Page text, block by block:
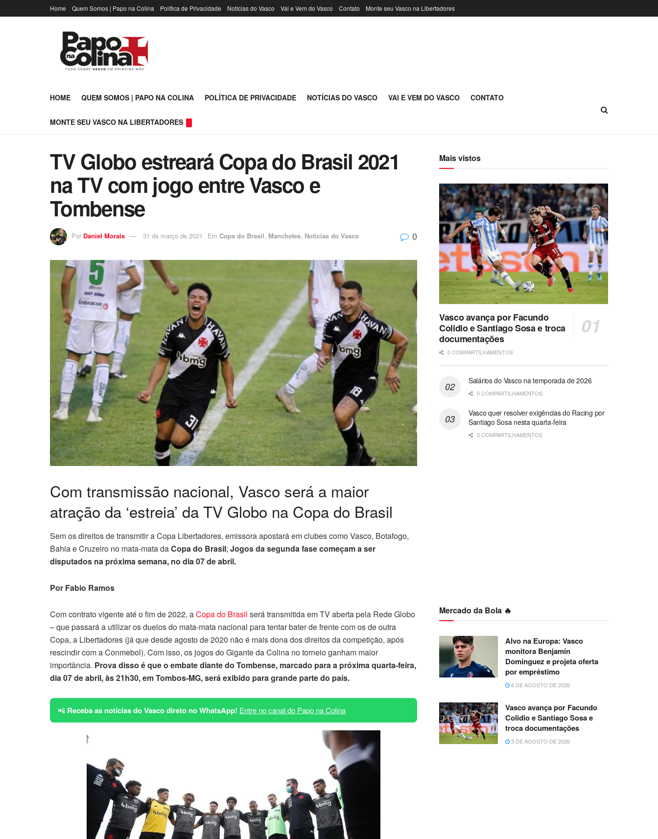
Home Quem Somos | Papo na Colina Política de Privacidade Notícias do Vasco Vai e Vem do Vasco Contato Monte seu Vasco na Libertadores
HOME QUEM SOMOS | PAPO NA COLINA POLÍTICA DE PRIVACIDADE NOTÍCIAS DO VASCO VAI E VEM DO VASCO CONTATO
MONTE SEU VASCO NA LIBERTADORES
TV Globo estreará Copa do Brasil 2021
na TV com jogo entre Vasco e
Tombense
Por Daniel Morais 31 de março de 2021 Em Copa do Brasil, Manchetes, Notícias do Vasco 0
Com transmissão nacional, Vasco será a maior
atração da ‘estreia’ da TV Globo na Copa do Brasil
Sem os direitos de transmitir a Copa Libertadores, emissora apostará em clubes como Vasco, Botafogo,
Bahia e Cruzeiro no mata-mata daCopa do Brasil; Jogos da segunda fase começam a ser
disputados na próxima semana, no dia 07 de abril.
Por Fabio Ramos
Com contrato vigente até o fim de 2022, aCopa do Brasil será transmitida em TV aberta pela Rede Globo
– que passará a utilizar os duelos do mata-mata nacional para tentar bater de frente com os de outra
Copa, a Libertadores (já que desde agosto de 2020 não é mais dona dos direitos da competição, após
rescindir com a Conmebol). Com isso, os jogos do Gigante da Colina no torneio ganham maior
importância. Prova disso é que o embate diante do Tombense, marcado para a próxima quarta-feira,
dia 07 de abril, às 21h30, em Tombos-MG, será exibido para grande parte do país.
📲 Receba as notícias do Vasco direto no WhatsApp! Entre no canal do Papo na Colina
Mais vistos
Vasco avança por Facundo
Colidio e Santiago Sosa e troca
documentações
0 COMPARTILHAMENTOS
Salários do Vasco na temporada de 2026
0 COMPARTILHAMENTOS
Vasco quer resolver exigências do Racing por
Santiago Sosa nesta quarta-feira
0 COMPARTILHAMENTOS
Mercado da Bola 🔥
Alvo na Europa: Vasco
monitora Benjamín
Domínguez e projeta oferta
por empréstimo
6 DE AGOSTO DE 2026
Vasco avança por Facundo
Colidio e Santiago Sosa e
troca documentações
5 DE AGOSTO DE 2026